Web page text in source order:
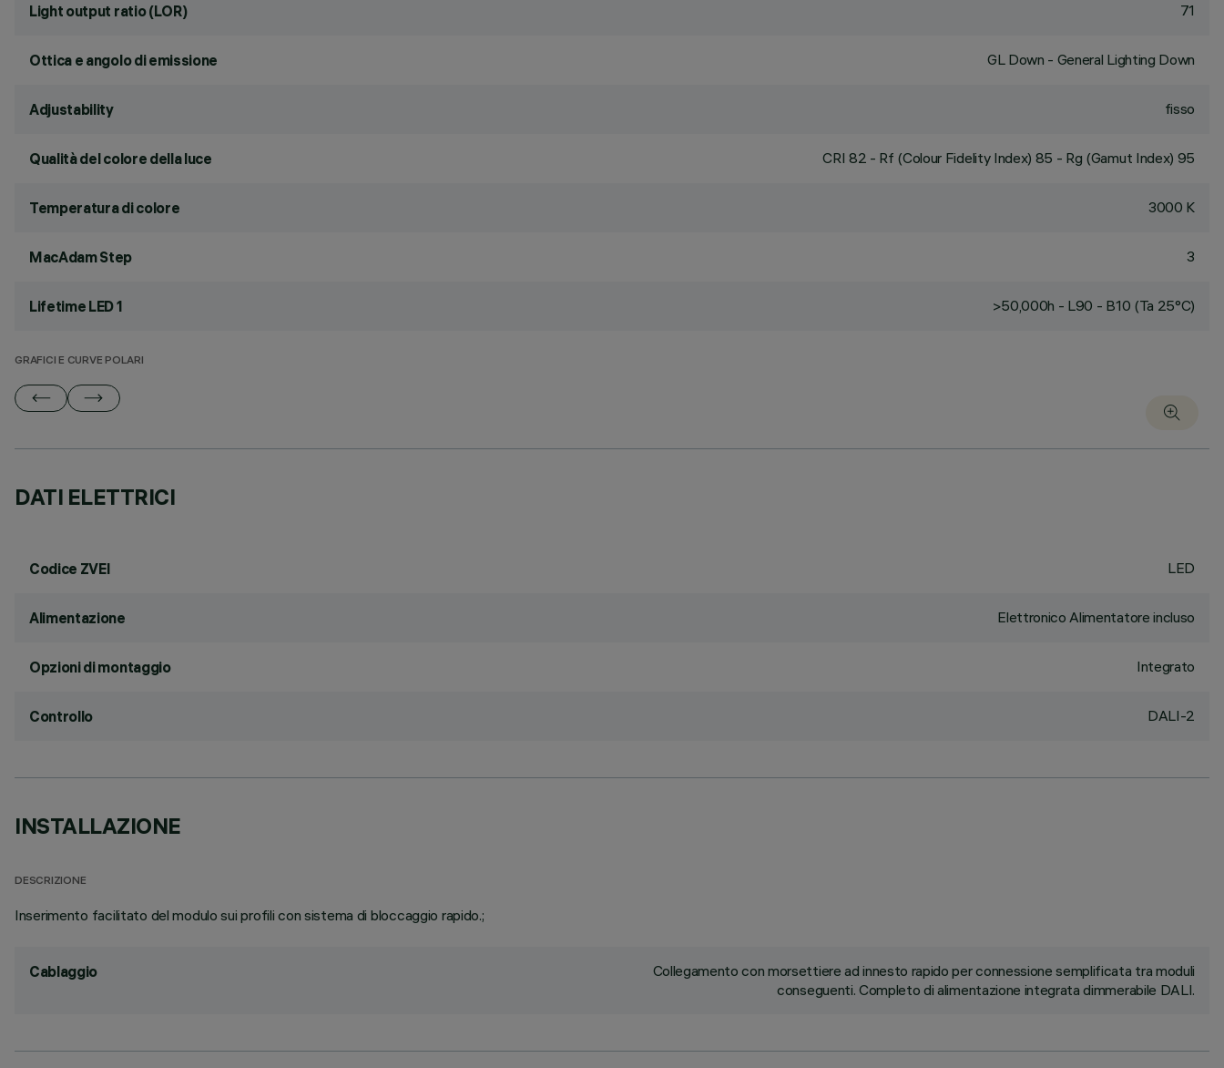
Light output ratio (LOR) 71
Ottica e angolo di emissione GL Down - General Lighting Down
Adjustability fisso
Qualità del colore della luce CRI 82 - Rf (Colour Fidelity Index) 85 - Rg (Gamut Index) 95
Temperatura di colore 3000 K
MacAdam Step 3
Lifetime LED 1 >50,000h - L90 - B10 (Ta 25°C)
GRAFICI E CURVE POLARI
DATI ELETTRICI
Codice ZVEI LED
Alimentazione Elettronico Alimentatore incluso
Opzioni di montaggio Integrato
Controllo DALI-2
INSTALLAZIONE
DESCRIZIONE
Inserimento facilitato del modulo sui profili con sistema di bloccaggio rapido.;
Cablaggio
Collegamento con morsettiere ad innesto rapido per connessione semplificata tra moduli
conseguenti. Completo di alimentazione integrata dimmerabile DALI.